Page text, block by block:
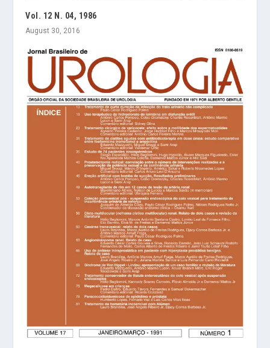
Vol. 12 N. 04, 1986
August 30, 2016